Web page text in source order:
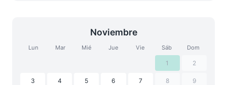
Noviembre
Lun Mar Mié Jue Vie Sáb Dom
1 2
3 4 5 6 7 8 9